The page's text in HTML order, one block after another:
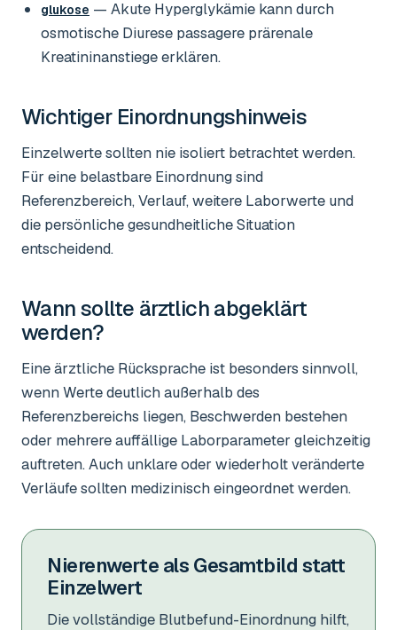
glukose — Akute Hyperglykämie kann durch
osmotische Diurese passagere prärenale
Kreatininanstiege erklären.
Wichtiger Einordnungshinweis
Einzelwerte sollten nie isoliert betrachtet werden.
Für eine belastbare Einordnung sind
Referenzbereich, Verlauf, weitere Laborwerte und
die persönliche gesundheitliche Situation
entscheidend.
Wann sollte ärztlich abgeklärt
werden?
Eine ärztliche Rücksprache ist besonders sinnvoll,
wenn Werte deutlich außerhalb des
Referenzbereichs liegen, Beschwerden bestehen
oder mehrere auffällige Laborparameter gleichzeitig
auftreten. Auch unklare oder wiederholt veränderte
Verläufe sollten medizinisch eingeordnet werden.
Nierenwerte als Gesamtbild statt
Einzelwert
Die vollständige Blutbefund-Einordnung hilft,